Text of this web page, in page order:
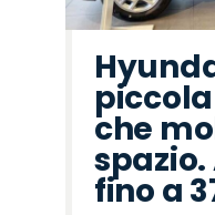
che
fino a